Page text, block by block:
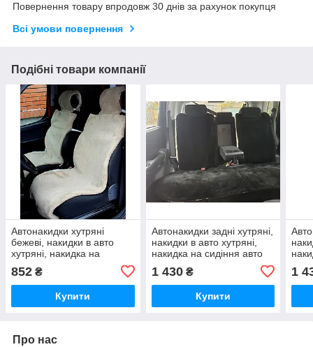
Повернення товару впродовж 30 днів за рахунок покупця
Всі умови повернення
Подібні товари компанії
Автонакидки хутряні
бежеві, накидки в авто
хутряні, накидка на
сидіння в авто, чохли для
автокрісел овчини
852 ₴
Купити
Автонакидки задні хутряні,
накидки в авто хутряні,
накидка на сидіння авто
1 430₴
Купити
1
Про нас